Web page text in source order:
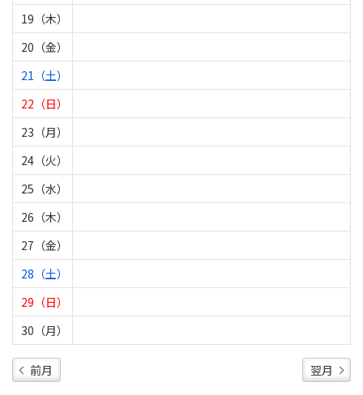
19（木）
20（金）
21（土）
22（日）
23（月）
24（火）
25（水）
26（木）
27（金）
28（土）
29（日）
30（月）
前月 翌月